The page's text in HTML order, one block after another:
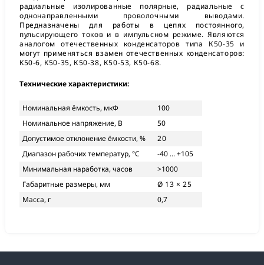
радиальные изолированные полярные, радиальные с
однонаправленными проволочными выводами.
Предназначены для работы в цепях постоянного,
пульсирующего токов и в импульсном режиме. Являются
аналогом отечественных конденсаторов типа К50-35 и
могут применяться взамен отечественных конденсаторов:
K50-6, K50-35, К50-38, К50-53, К50-68.
Технические характеристики:
Номинальная ёмкость, мкФ
100
Номинальное напряжение, В
50
Допустимое отклонение ёмкости, %
20
Диапазон рабочих температур, °С
-40 ... +105
Минимальная наработка, часов
>1000
Габаритные размеры, мм
Ø 13 × 25
Масса, г
0,7